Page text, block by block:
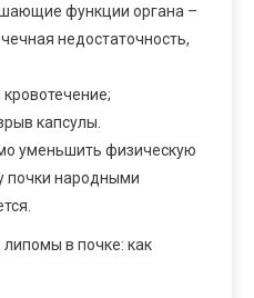
функции органа –
недостаточность,
капсулы.
уменьшить физическую
почки народными